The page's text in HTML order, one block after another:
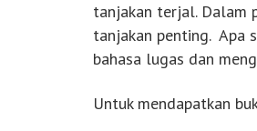
tanjakan terjal. Dalam
tanjakan penting. Apa
bahasa lugas dan
Untuk mendapatkan